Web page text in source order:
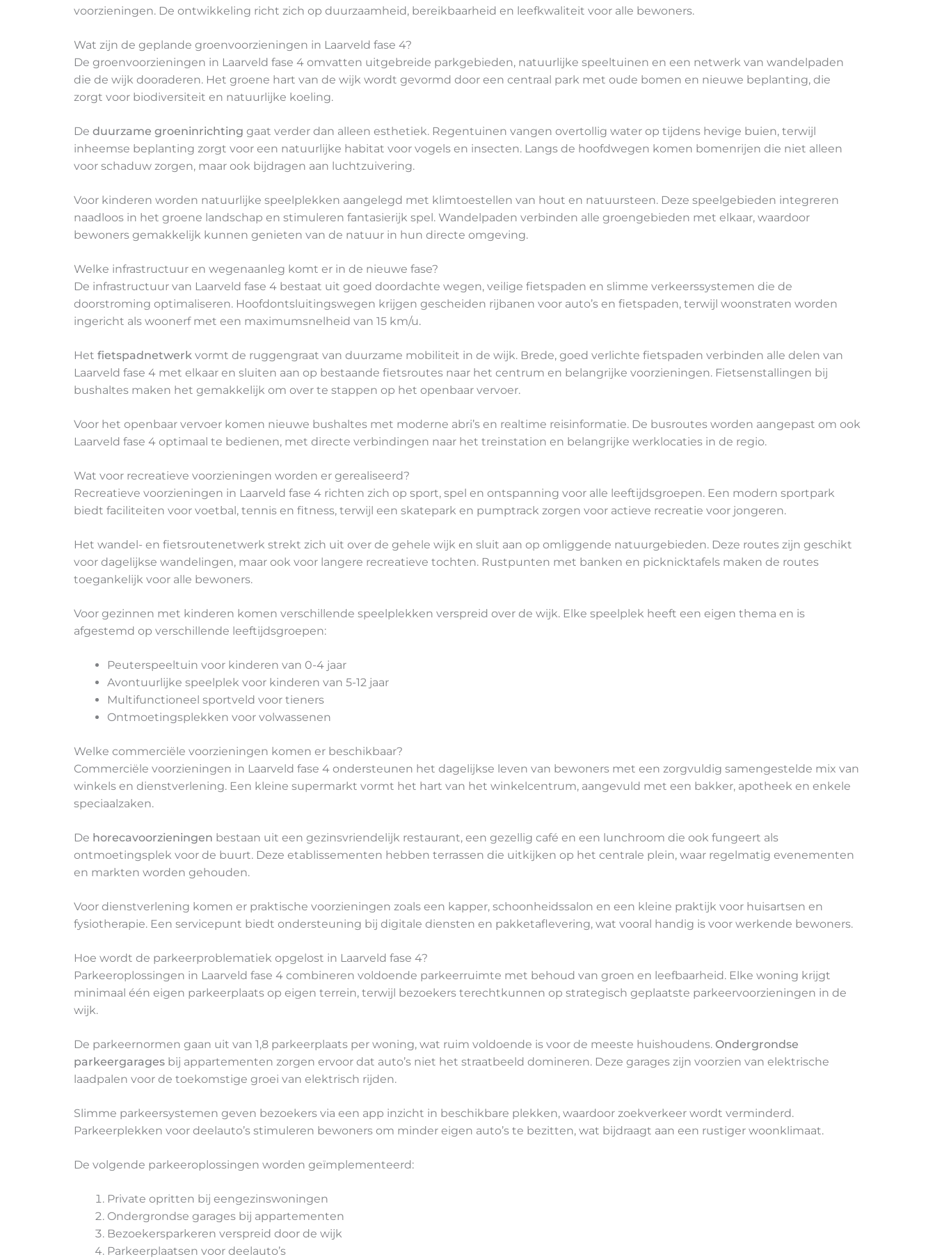
voorzieningen. De ontwikkeling richt zich op duurzaamheid, bereikbaarheid en leefkwaliteit voor alle bewoners.
Wat zijn de geplande groenvoorzieningen in Laarveld fase 4?
De groenvoorzieningen in Laarveld fase 4 omvatten uitgebreide parkgebieden, natuurlijke speeltuinen en een netwerk van wandelpaden
die de wijk dooraderen. Het groene hart van de wijk wordt gevormd door een centraal park met oude bomen en nieuwe beplanting, die
zorgt voor biodiversiteit en natuurlijke koeling.
Deduurzame groeninrichting gaat verder dan alleen esthetiek. Regentuinen vangen overtollig water op tijdens hevige buien, terwijl
inheemse beplanting zorgt voor een natuurlijke habitat voor vogels en insecten. Langs de hoofdwegen komen bomenrijen die niet alleen
voor schaduw zorgen, maar ook bijdragen aan luchtzuivering.
Voor kinderen worden natuurlijke speelplekken aangelegd met klimtoestellen van hout en natuursteen. Deze speelgebieden integreren
naadloos in het groene landschap en stimuleren fantasierijk spel. Wandelpaden verbinden alle groengebieden met elkaar, waardoor
bewoners gemakkelijk kunnen genieten van de natuur in hun directe omgeving.
Welke infrastructuur en wegenaanleg komt er in de nieuwe fase?
De infrastructuur van Laarveld fase 4 bestaat uit goed doordachte wegen, veilige fietspaden en slimme verkeerssystemen die de
doorstroming optimaliseren. Hoofdontsluitingswegen krijgen gescheiden rijbanen voor auto’s en fietspaden, terwijl woonstraten worden
ingericht als woonerf met een maximumsnelheid van 15 km/u.
Hetfietspadnetwerk vormt de ruggengraat van duurzame mobiliteit in de wijk. Brede, goed verlichte fietspaden verbinden alle delen van
Laarveld fase 4 met elkaar en sluiten aan op bestaande fietsroutes naar het centrum en belangrijke voorzieningen. Fietsenstallingen bij
bushaltes maken het gemakkelijk om over te stappen op het openbaar vervoer.
Voor het openbaar vervoer komen nieuwe bushaltes met moderne abri’s en realtime reisinformatie. De busroutes worden aangepast om ook
Laarveld fase 4 optimaal te bedienen, met directe verbindingen naar het treinstation en belangrijke werklocaties in de regio.
Wat voor recreatieve voorzieningen worden er gerealiseerd?
Recreatieve voorzieningen in Laarveld fase 4 richten zich op sport, spel en ontspanning voor alle leeftijdsgroepen. Een modern sportpark
biedt faciliteiten voor voetbal, tennis en fitness, terwijl een skatepark en pumptrack zorgen voor actieve recreatie voor jongeren.
Het wandel- en fietsroutenetwerk strekt zich uit over de gehele wijk en sluit aan op omliggende natuurgebieden. Deze routes zijn geschikt
voor dagelijkse wandelingen, maar ook voor langere recreatieve tochten. Rustpunten met banken en picknicktafels maken de routes
toegankelijk voor alle bewoners.
Voor gezinnen met kinderen komen verschillende speelplekken verspreid over de wijk. Elke speelplek heeft een eigen thema en is
afgestemd op verschillende leeftijdsgroepen:
Peuterspeeltuin voor kinderen van 0-4 jaar
Avontuurlijke speelplek voor kinderen van 5-12 jaar
Multifunctioneel sportveld voor tieners
Ontmoetingsplekken voor volwassenen
Welke commerciële voorzieningen komen er beschikbaar?
Commerciële voorzieningen in Laarveld fase 4 ondersteunen het dagelijkse leven van bewoners met een zorgvuldig samengestelde mix van
winkels en dienstverlening. Een kleine supermarkt vormt het hart van het winkelcentrum, aangevuld met een bakker, apotheek en enkele
speciaalzaken.
De horecavoorzieningen bestaan uit een gezinsvriendelijk restaurant, een gezellig café en een lunchroom die ook fungeert als
ontmoetingsplek voor de buurt. Deze etablissementen hebben terrassen die uitkijken op het centrale plein, waar regelmatig evenementen
en markten worden gehouden.
Voor dienstverlening komen er praktische voorzieningen zoals een kapper, schoonheidssalon en een kleine praktijk voor huisartsen en
fysiotherapie. Een servicepunt biedt ondersteuning bij digitale diensten en pakketaflevering, wat vooral handig is voor werkende bewoners.
Hoe wordt de parkeerproblematiek opgelost in Laarveld fase 4?
Parkeeroplossingen in Laarveld fase 4 combineren voldoende parkeerruimte met behoud van groen en leefbaarheid. Elke woning krijgt
minimaal één eigen parkeerplaats op eigen terrein, terwijl bezoekers terechtkunnen op strategisch geplaatste parkeervoorzieningen in de
wijk.
De parkeernormen gaan uit van 1,8 parkeerplaats per woning, wat ruim voldoende is voor de meeste huishoudens.Ondergrondse
parkeergarages bij appartementen zorgen ervoor dat auto’s niet het straatbeeld domineren. Deze garages zijn voorzien van elektrische
laadpalen voor de toekomstige groei van elektrisch rijden.
Slimme parkeersystemen geven bezoekers via een app inzicht in beschikbare plekken, waardoor zoekverkeer wordt verminderd.
Parkeerplekken voor deelauto’s stimuleren bewoners om minder eigen auto’s te bezitten, wat bijdraagt aan een rustiger woonklimaat.
De volgende parkeeroplossingen worden geïmplementeerd:
Private opritten bij eengezinswoningen
Ondergrondse garages bij appartementen
Bezoekersparkeren verspreid door de wijk
Parkeerplaatsen voor deelauto’s